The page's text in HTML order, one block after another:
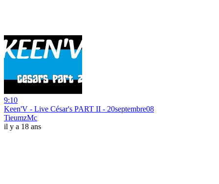
9:10
Keen'V - Live César's PART II - 20septembre08
TieumzMc
il y a 18 ans